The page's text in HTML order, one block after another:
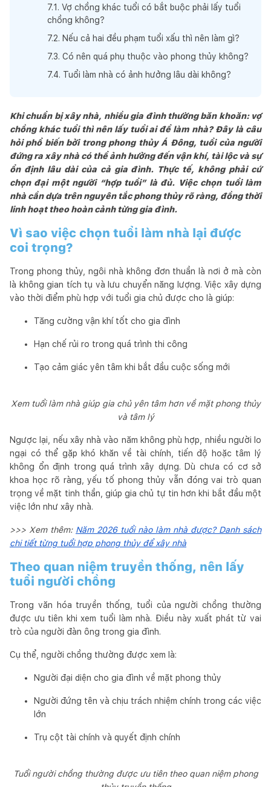
7.1 . Vợ chồng khác tuổi có bắt buộc phải lấy tuổi
chồng không?
7.2. Nếu cả hai đều phạm tuổi xấu thì nên làm gì?
7.3. Có nên quá phụ thuộc vào phong thủy không?
7.4. Tuổi làm nhà có ảnh hưởng lâu dài không?
Khi chuẩn bị xây nhà, nhiều gia đình thường băn khoăn: vợ
chồng khác tuổi thì nên lấy tuổi ai để làm nhà? Đây là câu
hỏi phổ biến bởi trong phong thủy Á Đông, tuổi của người
đứng ra xây nhà có thể ảnh hưởng đến vận khí, tài lộc và sự
ổn định lâu dài của cả gia đình. Thực tế, không phải cứ
chọn đại một người “hợp tuổi” là đủ. Việc chọn tuổi làm
nhà cần dựa trên nguyên tắc phong thủy rõ ràng, đồng thời
linh hoạt theo hoàn cảnh từng gia đình.
Vì sao việc chọn tuổi làm nhà lại được
coi trọng?
Trong phong thủy, ngôi nhà không đơn thuần là nơi ở mà còn
là không gian tích tụ và lưu chuyển năng lượng. Việc xây dựng
vào thời điểm phù hợp với tuổi gia chủ được cho là giúp:
Tăng cường vận khí tốt cho gia đình
Hạn chế rủi ro trong quá trình thi công
Tạo cảm giác yên tâm khi bắt đầu cuộc sống mới
Xem tuổi làm nhà giúp gia chủ yên tâm hơn về mặt phong thủy
và tâm lý
Ngược lại, nếu xây nhà vào năm không phù hợp, nhiều người lo
ngại có thể gặp khó khăn về tài chính, tiến độ hoặc tâm lý
không ổn định trong quá trình xây dựng. Dù chưa có cơ sở
khoa học rõ ràng, yếu tố phong thủy vẫn đóng vai trò quan
trọng về mặt tinh thần, giúp gia chủ tự tin hơn khi bắt đầu một
việc lớn như xây nhà.
>>> Xem thêm: Năm 2026 tuổi nào làm nhà được? Danh sách
chi tiết từng tuổi hợp phong thủy để xây nhà
Theo quan niệm truyền thống, nên lấy
tuổi người chồng
Trong văn hóa truyền thống, tuổi của người chồng thường
được ưu tiên khi xem tuổi làm nhà. Điều này xuất phát từ vai
trò của người đàn ông trong gia đình.
Cụ thể, người chồng thường được xem là:
Người đại diện cho gia đình về mặt phong thủy
Người đứng tên và chịu trách nhiệm chính trong các việc
lớn
Trụ cột tài chính và quyết định chính
Tuổi người chồng thường được ưu tiên theo quan niệm phong